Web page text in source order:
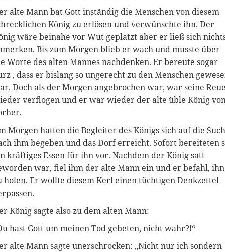
alte Mann bat Gott inständig die Menschen von diesem
König zu erlösen und verwünschte ihn. Der
wäre beinahe vor Wut geplatzt aber er ließ sich
Bis zum Morgen blieb er wach und musste über
Worte des alten Mannes nachdenken. Er bereute sogar
, dass er bislang so ungerecht zu den Menschen
Doch als der Morgen angebrochen war, war seine
verflogen und er war wieder der alte üble König
Morgen hatten die Begleiter des Königs sich auf die
ihm begeben und das Dorf erreicht. Sofort bereiteten
kräftiges Essen für ihn vor. Nachdem der König satt
war, fiel ihm der alte Mann ein und er befahl, ihn
holen. Er wollte diesem Kerl einen tüchtigen Denkzettel
König sagte also zu dem alten Mann:
hast Gott um meinen Tod gebeten, nicht wahr?!“
alte Mann sagte unerschrocken: „Nicht nur ich sondern